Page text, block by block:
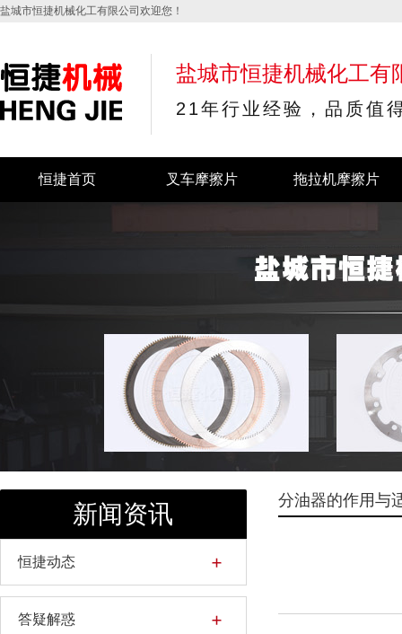
盐城市恒捷机械化工有限公司欢迎您！
盐城市恒捷机械化工有
21年行业经验，品质值
恒捷首页 叉车摩擦片 拖拉机摩擦片
新闻资讯
恒捷动态
答疑解惑
分油器的作用与